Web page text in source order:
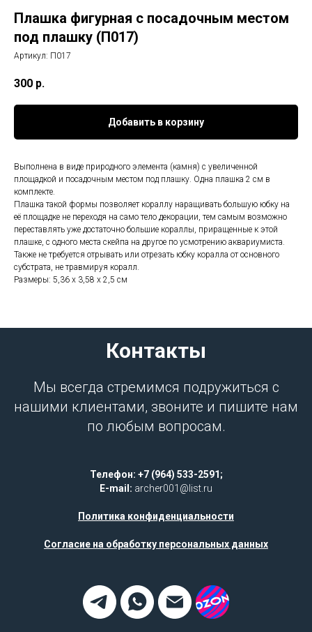
Плашка фигурная с посадочным местом
под плашку (П017)
Артикул: П017
300 р.
Добавить в корзину
Выполнена в виде природного элемента (камня) с увеличенной
площадкой и посадочным местом под плашку. Одна плашка 2 см в
комплекте.
Плашка такой формы позволяет кораллу наращивать большую юбку на
её площадке не переходя на само тело декорации, тем самым возможно
переставлять уже достаточно большие кораллы, приращенные к этой
плашке, с одного места скейпа на другое по усмотрению аквариумиста.
Также не требуется отрывать или отрезать юбку коралла от основного
субстрата, не травмируя коралл.
Размеры: 5,36 x 3,58 x 2,5 см
Контакты
Мы всегда стремимся подружиться с
нашими клиентами, звоните и пишите нам
по любым вопросам.
Телефон: +7 (964) 533-2591;
E-mail: archer001@list.ru
Политика конфиденциальности
Согласие на обработку персональных данных